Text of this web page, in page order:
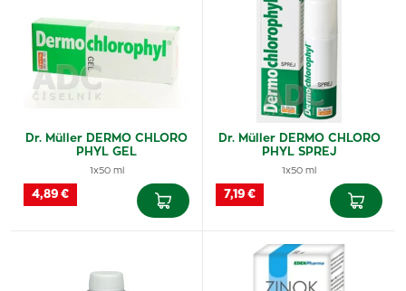
Dr. Müller DERMO CHLORO
PHYL GEL
1x50 ml
4,89 €
Dr. Müller DERMO CHLORO
PHYL SPREJ
1x50 ml
7,19 €